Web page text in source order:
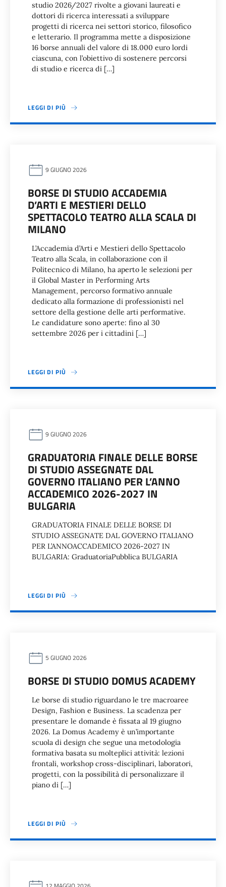
studio 2026/2027 rivolte a giovani laureati e
dottori di ricerca interessati a sviluppare
progetti di ricerca nei settori storico, filosofico
e letterario. Il programma mette a disposizione
16 borse annuali del valore di 18.000 euro lordi
ciascuna, con l’obiettivo di sostenere percorsi
di studio e ricerca di […]
LEGGI DI PIÙ
9 GIUGNO 2026
BORSE DI STUDIO ACCADEMIA
D’ARTI E MESTIERI DELLO
SPETTACOLO TEATRO ALLA SCALA DI
MILANO
L’Accademia d’Arti e Mestieri dello Spettacolo
Teatro alla Scala, in collaborazione con il
Politecnico di Milano, ha aperto le selezioni per
il Global Master in Performing Arts
Management, percorso formativo annuale
dedicato alla formazione di professionisti nel
settore della gestione delle arti performative.
Le candidature sono aperte: fino al 30
settembre 2026 per i cittadini […]
LEGGI DI PIÙ
9 GIUGNO 2026
GRADUATORIA FINALE DELLE BORSE
DI STUDIO ASSEGNATE DAL
GOVERNO ITALIANO PER L’ANNO
ACCADEMICO 2026-2027 IN
BULGARIA
GRADUATORIA FINALE DELLE BORSE DI
STUDIO ASSEGNATE DAL GOVERNO ITALIANO
PER L’ANNOACCADEMICO 2026-2027 IN
BULGARIA: GraduatoriaPubblica BULGARIA
LEGGI DI PIÙ
5 GIUGNO 2026
BORSE DI STUDIO DOMUS ACADEMY
Le borse di studio riguardano le tre macroaree
Design, Fashion e Business. La scadenza per
presentare le domande è fissata al 19 giugno
2026. La Domus Academy è un’importante
scuola di design che segue una metodologia
formativa basata su molteplici attività: lezioni
frontali, workshop cross-disciplinari, laboratori,
progetti, con la possibilità di personalizzare il
piano di […]
LEGGI DI PIÙ